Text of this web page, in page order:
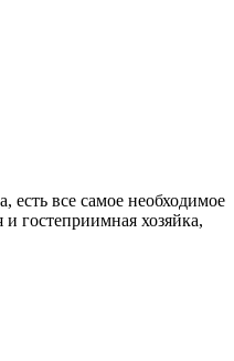
есть все самое необходимое
гостеприимная хозяйка,